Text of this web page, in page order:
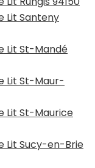
Lit Santeny
Lit St-Mandé
Lit St-Maur-
Lit St-Maurice
Lit Sucy-en-Brie